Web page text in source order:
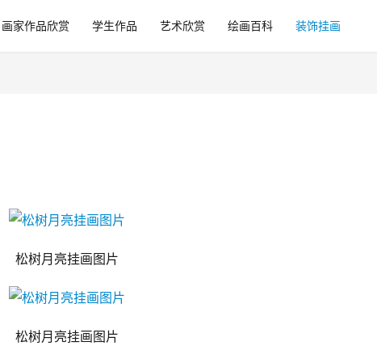
画家作品欣赏 学生作品 艺术欣赏 绘画百科 装饰挂画
松树月亮挂画图片
松树月亮挂画图片